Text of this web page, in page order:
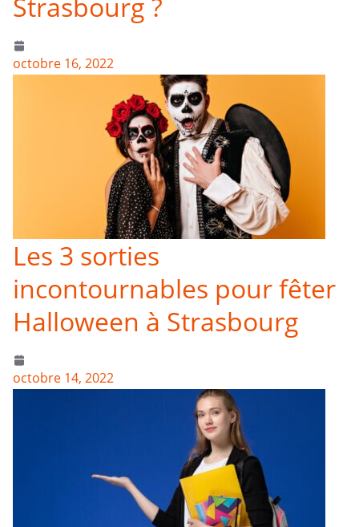
Strasbourg ?
octobre 16, 2022
Les 3 sorties
incontournables pour fêter
Halloween à Strasbourg
octobre 14, 2022